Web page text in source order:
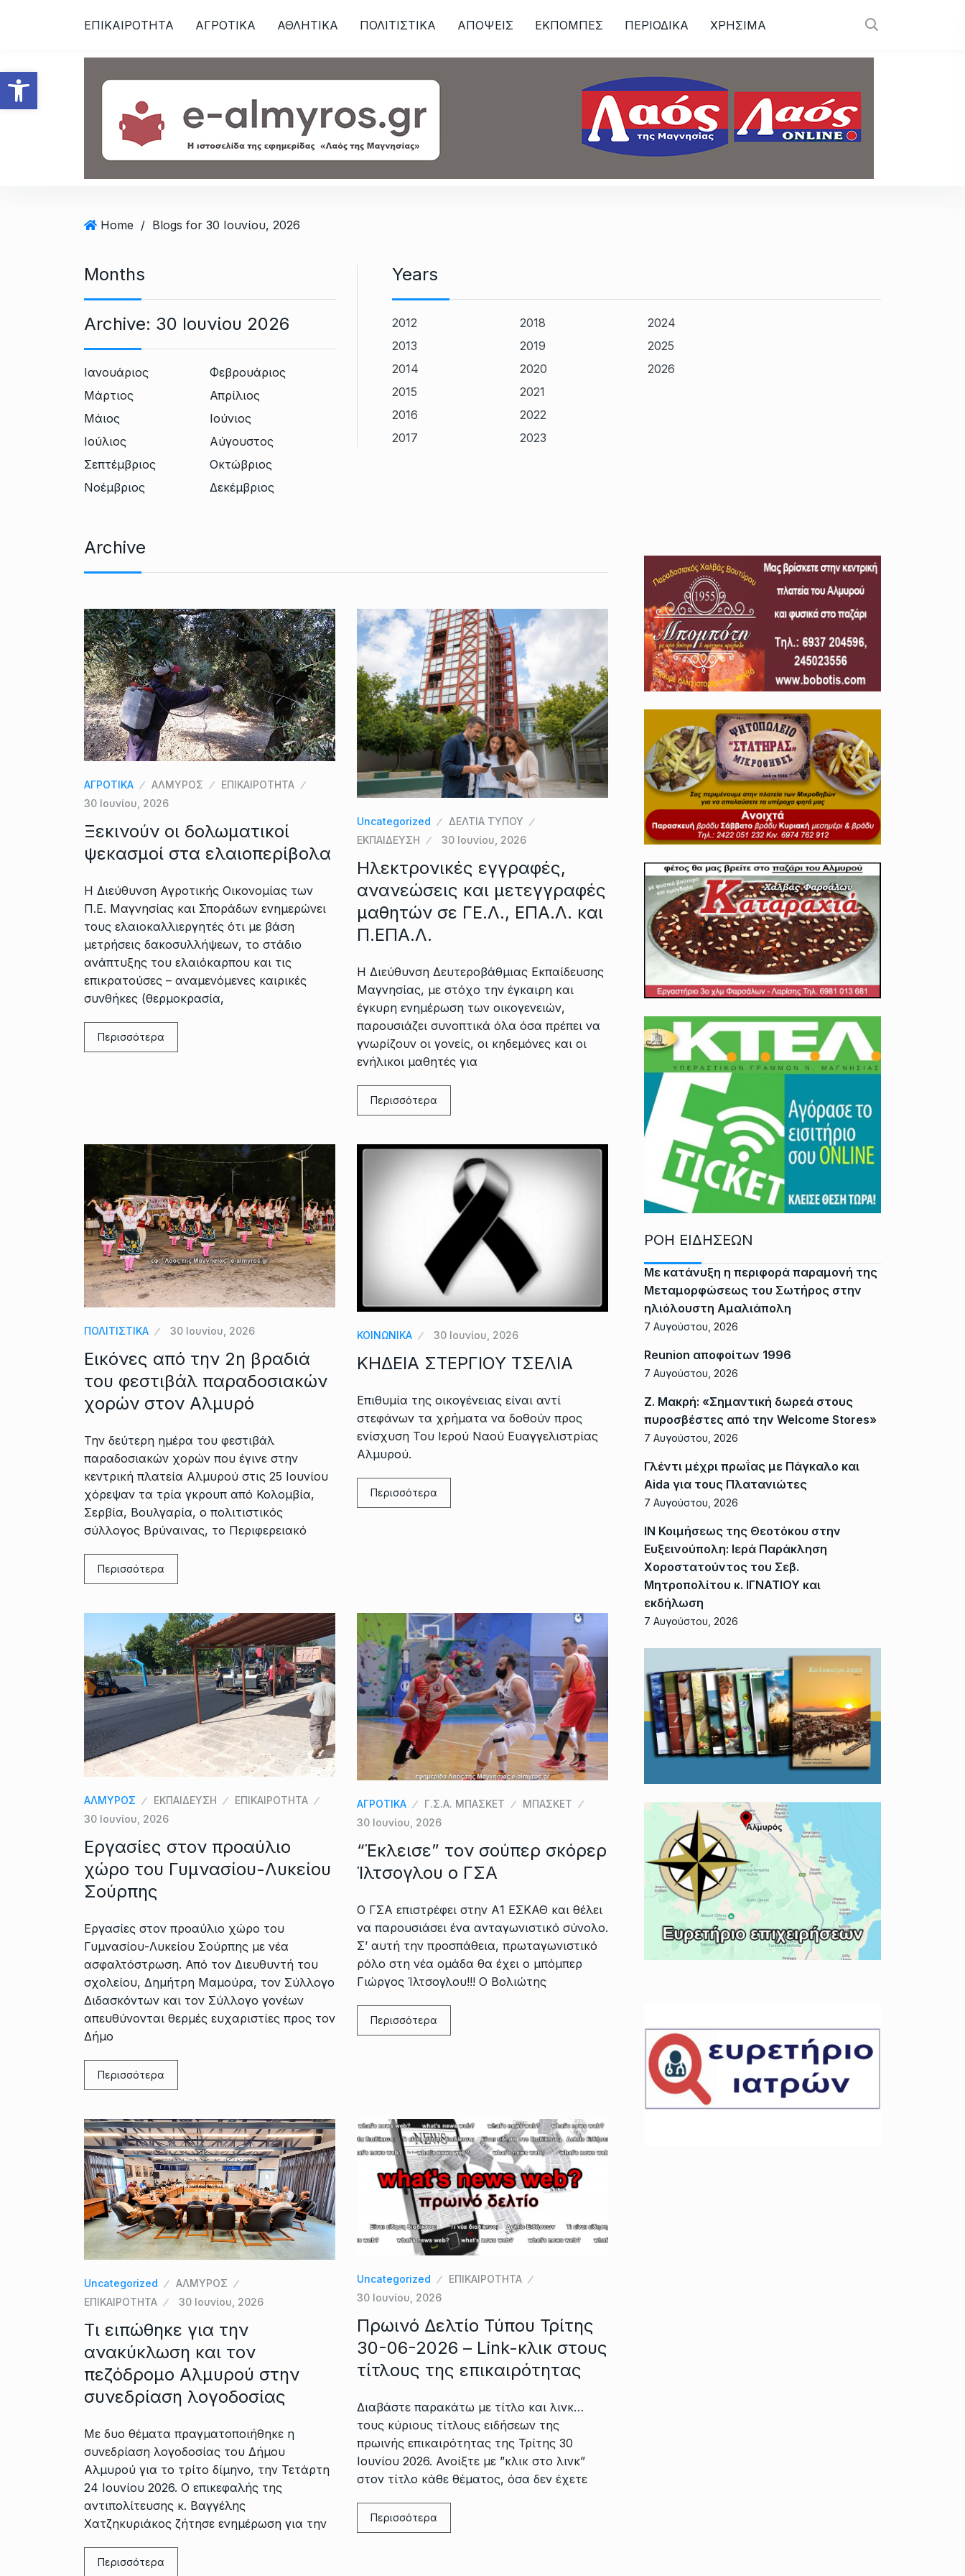
Ανοίξτε τη γραμμή εργαλείων
ΕΠΙΚΑΙΡΟΤΗΤΑ ΑΓΡΟΤΙΚΑ ΑΘΛΗΤΙKA ΠΟΛΙΤΙΣΤΙΚΑ ΑΠΟΨΕΙΣ ΕΚΠΟΜΠΕΣ ΠΕΡΙΟΔΙΚΑ ΧΡΗΣΙΜΑ
Home / Blogs for 30 Ιουνίου, 2026
Months
Archive: 30 Ιουνίου 2026
Ιανουάριος
Φεβρουάριος
Μάρτιος
Απρίλιος
Μάιος
Ιούνιος
Ιούλιος
Αύγουστος
Σεπτέμβριος
Οκτώβριος
Νοέμβριος
Δεκέμβριος
Years
2012
2013
2014
2015
2016
2017
2018
2019
2020
2021
2022
2023
2024
2025
2026
Archive
ΑΓΡΟΤΙΚΑ ΑΛΜΥΡΟΣ
ΕΠΙΚΑΙΡΟΤΗΤΑ
30 Ιουνίου, 2026
Ξεκινούν οι δολωματικoί
ψεκασμοί στα ελαιοπερίβολα
Η Διεύθυνση Αγροτικής Οικονομίας των
Π.Ε. Μαγνησίας και Σποράδων ενημερώνει
τους ελαιοκαλλιεργητές ότι με βάση
μετρήσεις δακοσυλλήψεων, το στάδιο
ανάπτυξης του ελαιόκαρπου και τις
επικρατούσες – αναμενόμενες καιρικές
συνθήκες (θερμοκρασία,
Περισσότερα
Uncategorized
ΔΕΛΤΙΑ ΤΥΠΟΥ
ΕΚΠΑΙΔΕΥΣΗ
30 Ιουνίου, 2026
Ηλεκτρονικές εγγραφές,
ανανεώσεις και μετεγγραφές
μαθητών σε ΓΕ.Λ., ΕΠΑ.Λ. και
Π.ΕΠΑ.Λ.
Η Διεύθυνση Δευτεροβάθμιας Εκπαίδευσης
Μαγνησίας, με στόχο την έγκαιρη και
έγκυρη ενημέρωση των οικογενειών,
παρουσιάζει συνοπτικά όλα όσα πρέπει να
γνωρίζουν οι γονείς, οι κηδεμόνες και οι
ενήλικοι μαθητές για
Περισσότερα
ΠΟΛΙΤΙΣΤΙΚΑ 30 Ιουνίου, 2026
Εικόνες από την 2η βραδιά
του φεστιβάλ παραδοσιακών
χορών στον Αλμυρό
Την δεύτερη ημέρα του φεστιβάλ
παραδοσιακών χορών που έγινε στην
κεντρική πλατεία Αλμυρού στις 25 Ιουνίου
χόρεψαν τα τρία γκρουπ από Κολομβία,
Σερβία, Βουλγαρία, ο πολιτιστικός
σύλλογος Βρύναινας, το Περιφερειακό
Περισσότερα
ΚΟΙΝΩΝΙΚΑ 30 Ιουνίου, 2026
ΚΗΔΕΙΑ ΣΤΕΡΓΙΟΥ ΤΣΕΛΙΑ
Επιθυμία της οικογένειας είναι αντί
στεφάνων τα χρήματα να δοθούν προς
ενίσχυση Του Ιερού Ναού Ευαγγελιστρίας
Αλμυρού.
Περισσότερα
ΑΛΜΥΡΟΣ ΕΚΠΑΙΔΕΥΣΗ
ΕΠΙΚΑΙΡΟΤΗΤΑ
30 Ιουνίου, 2026
Εργασίες στον προαύλιο
χώρο του Γυμνασίου-Λυκείου
Σούρπης
Εργασίες στον προαύλιο χώρο του
Γυμνασίου-Λυκείου Σούρπης με νέα
ασφαλτόστρωση. Από τον Διευθυντή του
σχολείου, Δημήτρη Μαμούρα, τον Σύλλογο
Διδασκόντων και τον Σύλλογο γονέων
απευθύνονται θερμές ευχαριστίες προς τον
Δήμο
Περισσότερα
ΑΓΡΟΤΙΚΑ Γ.Σ.Α. ΜΠΑΣΚΕΤ
ΜΠΑΣΚΕΤ
30 Ιουνίου, 2026
“Έκλεισε” τον σούπερ σκόρερ
Ίλτσογλου ο ΓΣΑ
Ο ΓΣΑ επιστρέφει στην Α1 ΕΣΚΑΘ και θέλει
να παρουσιάσει ένα ανταγωνιστικό σύνολο.
Σ’ αυτή την προσπάθεια, πρωταγωνιστικό
ρόλο στη νέα ομάδα θα έχει ο μπόμπερ
Γιώργος Ίλτσογλου!!! Ο Βολιώτης
Περισσότερα
Uncategorized
ΑΛΜΥΡΟΣ
ΕΠΙΚΑΙΡΟΤΗΤΑ
30 Ιουνίου, 2026
Τι ειπώθηκε για την
ανακύκλωση και τον
πεζόδρομο Αλμυρού στην
συνεδρίαση λογοδοσίας
Με δυο θέματα πραγματοποιήθηκε η
συνεδρίαση λογοδοσίας του Δήμου
Αλμυρού για το τρίτο δίμηνο, την Τετάρτη
24 Ιουνίου 2026. Ο επικεφαλής της
αντιπολίτευσης κ. Βαγγέλης
Χατζηκυριάκος ζήτησε ενημέρωση για την
Περισσότερα
Uncategorized
ΕΠΙΚΑΙΡΟΤΗΤΑ
30 Ιουνίου, 2026
Πρωινό Δελτίο Τύπου Τρίτης
30-06-2026 – Link-κλικ στους
τίτλους της επικαιρότητας
Διαβάστε παρακάτω με τίτλο και λινκ…
τους κύριους τίτλους ειδήσεων της
πρωινής επικαιρότητας της Τρίτης 30
Ιουνίου 2026. Ανοίξτε με ”κλικ στο λινκ”
στον τίτλο κάθε θέματος, όσα δεν έχετε
Περισσότερα
ΡΟΗ ΕΙΔΗΣΕΩΝ
Με κατάνυξη η περιφορά παραμονή της
Μεταμορφώσεως του Σωτήρος στην
ηλιόλουστη Αμαλιάπολη
7 Αυγούστου, 2026
Reunion αποφοίτων 1996
7 Αυγούστου, 2026
Ζ. Μακρή: «Σημαντική δωρεά στους
πυροσβέστες από την Welcome Stores»
7 Αυγούστου, 2026
Γλέντι μέχρι πρωΐας με Πάγκαλο και
Aida για τους Πλατανιώτες
7 Αυγούστου, 2026
ΙΝ Κοιμήσεως της Θεοτόκου στην
Ευξεινούπολη: Ιερά Παράκληση
Χοροστατούντος του Σεβ.
Μητροπολίτου κ. ΙΓΝΑΤΙΟΥ και
εκδήλωση
7 Αυγούστου, 2026